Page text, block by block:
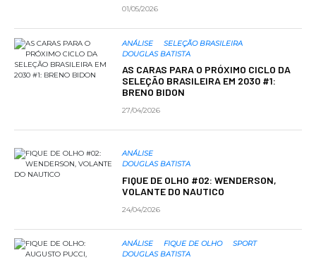
01/05/2026
ANÁLISE
SELEÇÃO BRASILEIRA
DOUGLAS BATISTA
AS CARAS PARA O PRÓXIMO CICLO DA
SELEÇÃO BRASILEIRA EM 2030 #1:
BRENO BIDON
27/04/2026
ANÁLISE
DOUGLAS BATISTA
FIQUE DE OLHO #02: WENDERSON,
VOLANTE DO NAUTICO
24/04/2026
ANÁLISE FIQUE DE OLHO
SPORT
DOUGLAS BATISTA